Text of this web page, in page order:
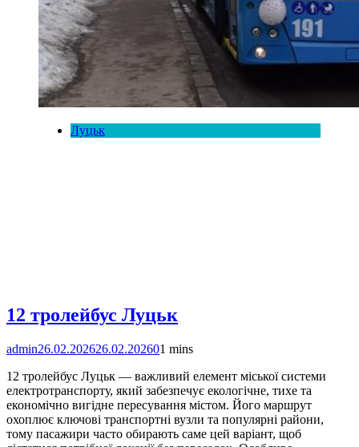
Луцьк
12 тролейбус Луцьк
admin26.02.202626.02.202601 mins
12 тролейбус Луцьк — важливий елемент міської системи
електротранспорту, який забезпечує екологічне, тихе та
економічно вигідне пересування містом. Його маршрут
охоплює ключові транспортні вузли та популярні райони,
тому пасажири часто обирають саме цей варіант, щоб